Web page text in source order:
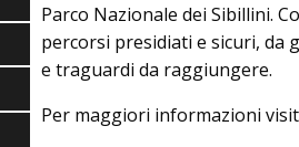
Parco Nazionale dei Sibillini.
percorsi presidiati e sicuri, da
e traguardi da raggiungere.
Per maggiori informazioni